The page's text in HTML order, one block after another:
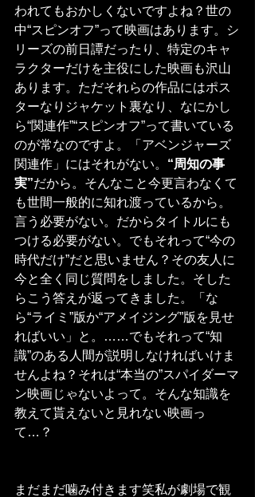
われてもおかしくないですよね？世の
中“スピンオフ”って映画はあります。シ
リーズの前日譚だったり、特定のキャ
ラクターだけを主役にした映画も沢山
あります。ただそれらの作品にはポス
ターなりジャケット裏なり、なにかし
ら“関連作”“スピンオフ”って書いている
のが常なのですよ。「アベンジャーズ
関連作」にはそれがない。 “周知の事
実”だから。そんなこと今更言わなくて
も世間一般的に知れ渡っているから。
言う必要がない。だからタイトルにも
つける必要がない。でもそれって“今の
時代だけ”だと思いません？その友人に
今と全く同じ質問をしました。そした
らこう答えが返ってきました。「な
ら“ライミ”版か“アメイジング”版を見せ
ればいい」と。……でもそれって“知
識”のある人間が説明しなければいけま
せんよね？それは“本当の”スパイダーマ
ン映画じゃないよって。そんな知識を
教えて貰えないと見れない映画っ
て…？
まだまだ噛み付きます笑私が劇場で観